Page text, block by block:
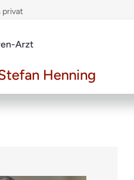
privat
Arzt
Henning